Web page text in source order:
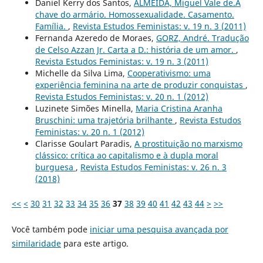
Daniel Kerry dos Santos, ALMEIDA, Miguel Vale de.A
chave do armário. Homossexualidade. Casamento.
Família. , Revista Estudos Feministas: v. 19 n. 3 (2011)
Fernanda Azeredo de Moraes, GORZ, André. Tradução
de Celso Azzan Jr. Carta a D.: história de um amor. ,
Revista Estudos Feministas: v. 19 n. 3 (2011)
Michelle da Silva Lima, Cooperativismo: uma
experiência feminina na arte de produzir conquistas ,
Revista Estudos Feministas: v. 20 n. 1 (2012)
Luzinete Simões Minella, Maria Cristina Aranha
Bruschini: uma trajetória brilhante , Revista Estudos
Feministas: v. 20 n. 1 (2012)
Clarisse Goulart Paradis, A prostituição no marxismo
clássico: crítica ao capitalismo e à dupla moral
burguesa , Revista Estudos Feministas: v. 26 n. 3
(2018)
<< < 30 31 32 33 34 35 36 37 38 39 40 41 42 43 44 > >>
Você também pode iniciar uma pesquisa avançada por
similaridadepara este artigo.